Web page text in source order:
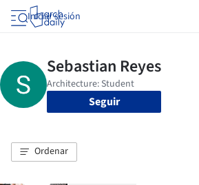
Iniciar sesión
Seguir
Ordenar